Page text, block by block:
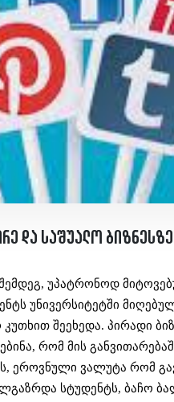
და საშუალო ბიზნესზე
უპატრონოდ
უნივერსიტეტში
შეეხედა. პირადი
რომ მის
ეროვნული ვალუტა რომ
სტუდენტს, ბაჩო